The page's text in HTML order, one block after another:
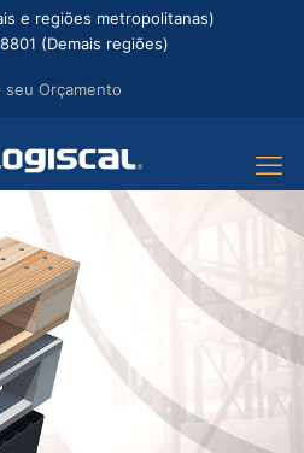
e regiões metropolitanas)
(Demais regiões)
seu Orçamento